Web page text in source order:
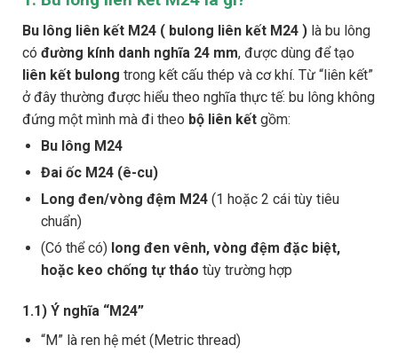
Bu lông liên kết M24 ( bulong liên kết M24 ) là bu lông
có đường kính danh nghĩa 24 mm, được dùng để tạo
liên kết bulong trong kết cấu thép và cơ khí. Từ “liên kết”
ở đây thường được hiểu theo nghĩa thực tế: bu lông không
đứng một mình mà đi theo bộ liên kết gồm:
Bu lông M24
Đai ốc M24 (ê-cu)
Long đen/vòng đệm M24(1 hoặc 2 cái tùy tiêu
chuẩn)
(Có thể có) long đen vênh, vòng đệm đặc biệt,
hoặc keo chống tự tháo tùy trường hợp
1.1) Ý nghĩa “M24”
“M” là ren hệ mét (Metric thread)